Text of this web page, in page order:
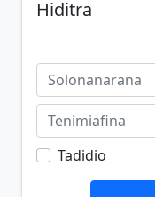
Hiditra
Tadidio